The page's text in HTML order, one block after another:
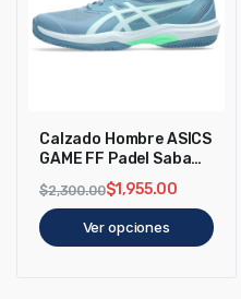
Calzado Hombre ASICS
GAME FF Padel Saba
$2,300.00$1,955.00
Ver opciones